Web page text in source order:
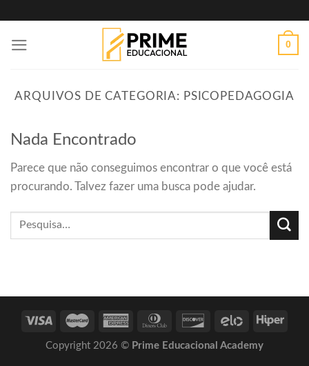
content
0
ARQUIVOS DE CATEGORIA: PSICOPEDAGOGIA
Nada Encontrado
Parece que não conseguimos encontrar o que você está
procurando. Talvez fazer uma busca pode ajudar.
Copyright 2026 © Prime Educacional Academy